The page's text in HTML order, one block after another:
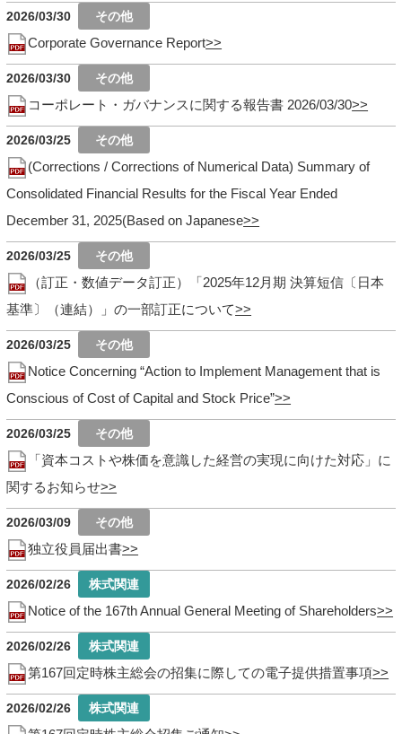
2026/03/30
Corporate Governance Report
2026/03/30
コーポレート・ガバナンスに関する報告書 2026/03/30
2026/03/25
(Corrections / Corrections of Numerical Data) Summary of
Consolidated Financial Results for the Fiscal Year Ended
December 31, 2025(Based on Japanese
2026/03/25
（訂正・数値データ訂正）「2025年12月期 決算短信〔日本
基準〕（連結）」の一部訂正について
2026/03/25
Notice Concerning “Action to Implement Management that is
Conscious of Cost of Capital and Stock Price”
2026/03/25
「資本コストや株価を意識した経営の実現に向けた対応」に
関するお知らせ
2026/03/09
独立役員届出書
2026/02/26
Notice of the 167th Annual General Meeting of Shareholders
2026/02/26
第167回定時株主総会の招集に際しての電子提供措置事項
2026/02/26